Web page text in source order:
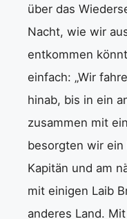
über das
Nacht, wie wir
entkommen
einfach: „Wir
hinab, bis in ein
zusammen mit
besorgten wir
Kapitän und am
mit einigen Laib
anderes Land.